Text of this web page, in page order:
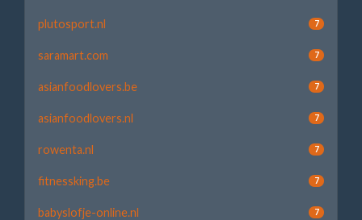
plutosport.nl 7
saramart.com 7
asianfoodlovers.be 7
asianfoodlovers.nl 7
rowenta.nl 7
fitnessking.be 7
babyslofje-online.nl 7